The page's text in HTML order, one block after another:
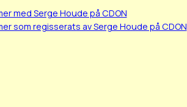
med Serge Houde på CDON
som regisserats av Serge Houde på CDON